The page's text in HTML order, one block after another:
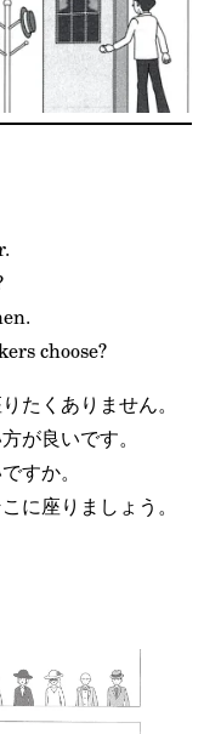
choose?
たくありません。
が良いです。
すか。
に座りましょう。